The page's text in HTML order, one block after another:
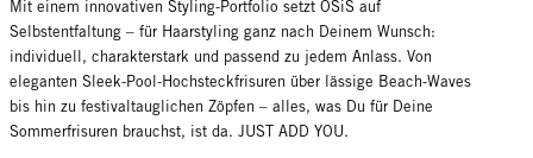
Mit einem innovativen Styling-Portfolio setzt OSiS auf
Selbstentfaltung – für Haarstyling ganz nach Deinem Wunsch:
individuell, charakterstark und passend zu jedem Anlass. Von
eleganten Sleek-Pool-Hochsteckfrisuren über lässige Beach-Waves
bis hin zu festivaltauglichen Zöpfen – alles, was Du für Deine
Sommerfrisuren brauchst, ist da. JUST ADD YOU.